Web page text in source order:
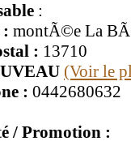
:
montÃ©e La
: 13710
(Voir le
: 0442680632
/ Promotion :